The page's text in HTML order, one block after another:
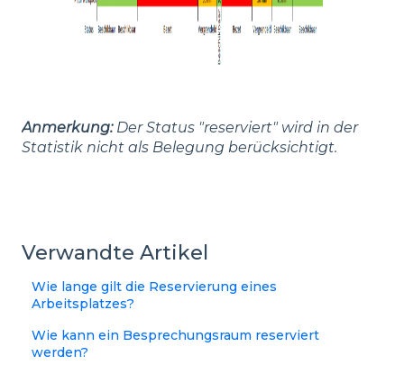
Anmerkung: Der Status "reserviert" wird in der
Statistik nicht als Belegung berücksichtigt.
Verwandte Artikel
Wie lange gilt die Reservierung eines
Arbeitsplatzes?
Wie kann ein Besprechungsraum reserviert
werden?